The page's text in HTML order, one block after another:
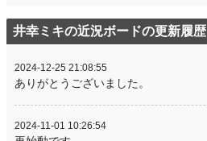
井幸ミキの近況ボードの更新履歴
2024-12-25 21:08:55
ありがとうございました。
2024-11-01 10:26:54